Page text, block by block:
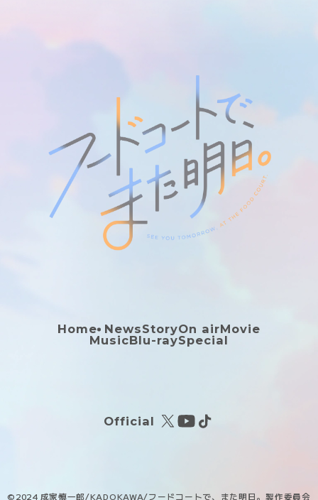
Home NewsStoryOn airMovie
MusicBlu-raySpecial
Official
©︎2024 成家慎一郎/KADOKAWA/フードコートで、また明日。製作委員会